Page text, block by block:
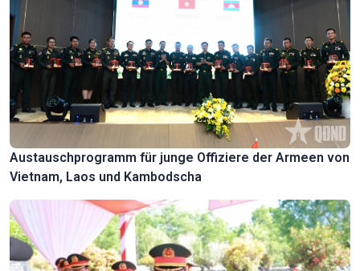
Austauschprogramm für junge Offiziere der Armeen von
Vietnam, Laos und Kambodscha